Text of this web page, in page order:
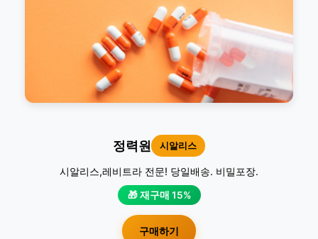
정력원 시알리스
시알리스,레비트라 전문! 당일배송. 비밀포장.
🎁 재구매 15%
구매하기